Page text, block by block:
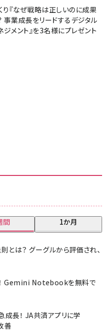
間 1か月
とは？ グーグルから評価され、
Gemini Notebookを無料で
成長！ JA共済アプリに学
善
り『なぜ戦略は正しいのに成果
事業成長をリードするデジタル
ジメント』を3名様にプレゼント